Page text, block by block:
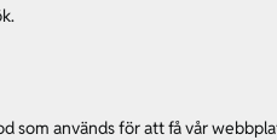
som används för att få vår